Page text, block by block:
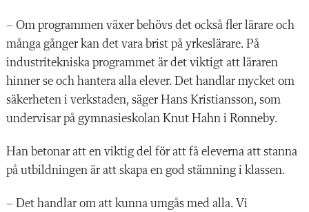
– Om programmen växer behövs det också fler lärare och
många gånger kan det vara brist på yrkeslärare. På
industritekniska programmet är det viktigt att läraren
hinner se och hantera alla elever. Det handlar mycket om
säkerheten i verkstaden, säger Hans Kristiansson, som
undervisar på gymnasieskolan Knut Hahn i Ronneby.
Han betonar att en viktig del för att få eleverna att stanna
på utbildningen är att skapa en god stämning i klassen.
– Det handlar om att kunna umgås med alla. Vi